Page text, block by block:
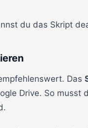
du das Skript
Das
Drive. So musst